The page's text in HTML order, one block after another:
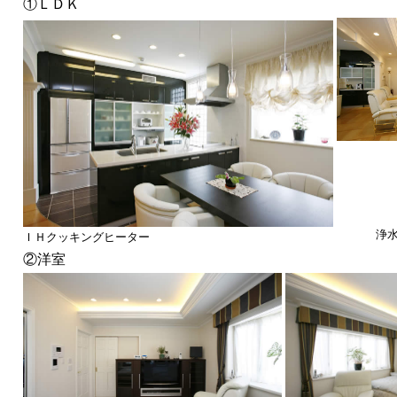
①ＬＤＫ
ＩＨクッキングヒーター 浄
②洋室